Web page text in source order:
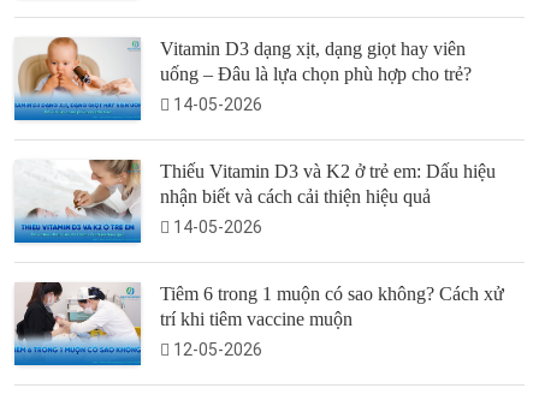
Vitamin D3 dạng xịt, dạng giọt hay viên
uống – Đâu là lựa chọn phù hợp cho trẻ?
14-05-2026
Thiếu Vitamin D3 và K2 ở trẻ em: Dấu hiệu
nhận biết và cách cải thiện hiệu quả
14-05-2026
Tiêm 6 trong 1 muộn có sao không? Cách xử
trí khi tiêm vaccine muộn
12-05-2026